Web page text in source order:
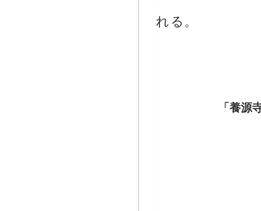
れる。
「養源